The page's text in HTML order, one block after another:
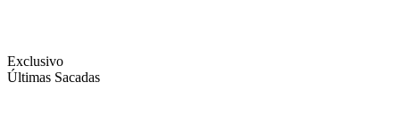
Exclusivo
Últimas Sacadas